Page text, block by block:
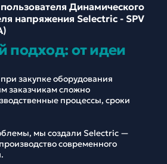
Динамического
напряжения Selectric - SPV
подход: от идеи
закупке оборудования
заказчикам сложно
процессы, сроки
мы создали Selectric —
современного